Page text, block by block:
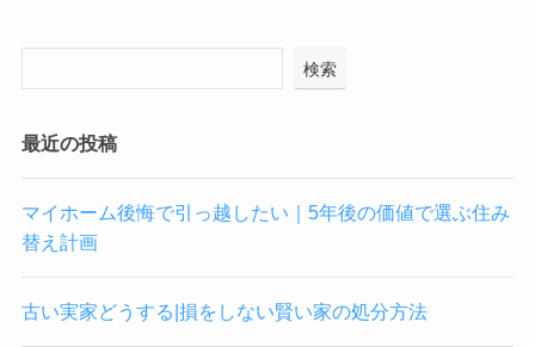
検索
最近の投稿
マイホーム後悔で引っ越したい｜5年後の価値で選ぶ住み
替え計画
古い実家どうする|損をしない賢い家の処分方法